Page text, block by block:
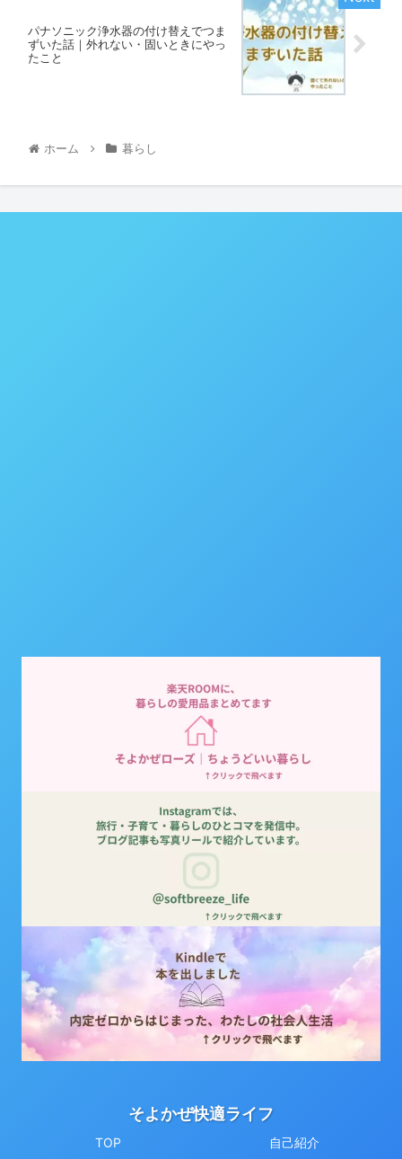
パナソニック浄水器の付け替えでつま
ずいた話｜外れない・固いときにやっ
たこと
ホーム 暮らし
そよかぜ快適ライフ
TOP 自己紹介